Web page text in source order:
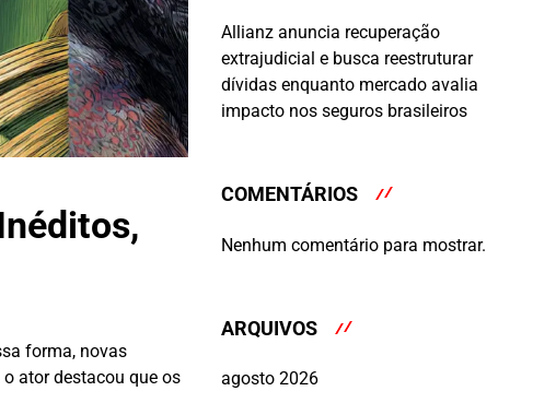
forma, novas
ator destacou que os
Allianz anuncia recuperação
extrajudicial e busca reestruturar
dívidas enquanto mercado avalia
impacto nos seguros brasileiros
COMENTÁRIOS
Nenhum comentário para mostrar.
ARQUIVOS
agosto 2026